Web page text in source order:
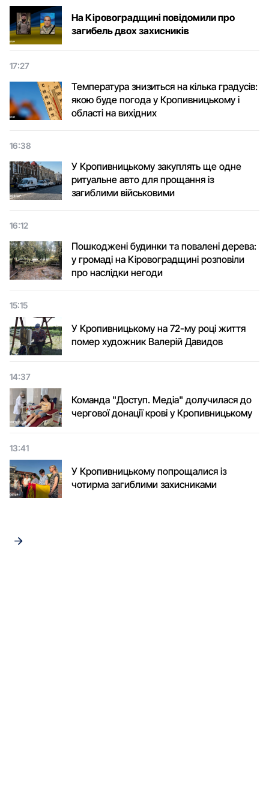
На Кіровоградщині повідомили про
загибель двох захисників
17:27
Температура знизиться на кілька градусів:
якою буде погода у Кропивницькому і
області на вихідних
16:38
У Кропивницькому закуплять ще одне
ритуальне авто для прощання із
загиблими військовими
16:12
Пошкоджені будинки та повалені дерева:
у громаді на Кіровоградщині розповіли
про наслідки негоди
15:15
У Кропивницькому на 72-му році життя
помер художник Валерій Давидов
14:37
Команда "Доступ. Медіа" долучилася до
чергової донації крові у Кропивницькому
13:41
У Кропивницькому попрощалися із
чотирма загиблими захисниками